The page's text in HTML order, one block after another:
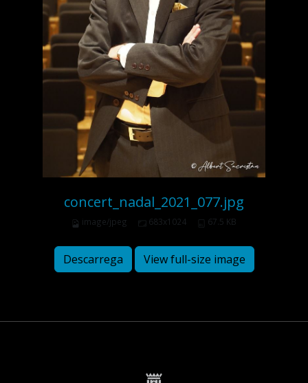
concert_nadal_2021_077.jpg
image/jpeg 683x1024 67.5 KB
Descarrega View full-size image